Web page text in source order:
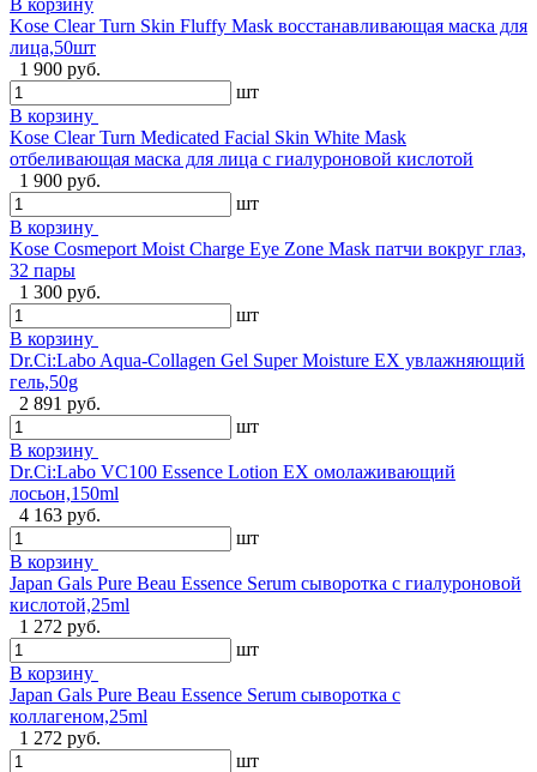
Kose Clear Turn Skin Fluffy Mask восстанавливающая маска для
лица,50шт
1 900 руб.
шт
В корзину
Kose Clear Turn Medicated Facial Skin White Mask
отбеливающая маска для лица с гиалуроновой кислотой
1 900 руб.
шт
В корзину
Kose Cosmeport Moist Charge Eye Zone Mask патчи вокруг глаз,
32 пары
1 300 руб.
шт
В корзину
Dr.Ci:Labo Aqua-Collagen Gel Super Moisture EX увлажняющий
гель,50g
2 891 руб.
шт
В корзину
Dr.Ci:Labo VC100 Essence Lotion EX омолаживающий
лосьон,150ml
4 163 руб.
шт
В корзину
Japan Gals Pure Beau Essence Serum сыворотка с гиалуроновой
кислотой,25ml
1 272 руб.
шт
В корзину
Japan Gals Pure Beau Essence Serum сыворотка с
коллагеном,25ml
1 272 руб.
шт